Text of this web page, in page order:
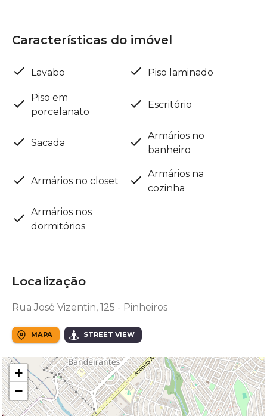
Características do imóvel
Lavabo Piso laminado
Piso em
porcelanato
Escritório
Sacada
Armários no
banheiro
Armários no closet
Armários na
cozinha
Armários nos
dormitórios
Localização
Rua José Vizentin, 125 - Pinheiros
MAPA STREET VIEW
+
−